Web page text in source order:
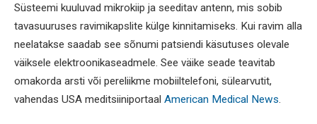
Süsteemi kuuluvad mikrokiip ja seeditav antenn, mis sobib
tavasuuruses ravimikapslite külge kinnitamiseks. Kui ravim alla
neelatakse saadab see sõnumi patsiendi käsutuses olevale
väiksele elektroonikaseadmele. See väike seade teavitab
omakorda arsti või pereliikme mobiiltelefoni, sülearvutit,
vahendas USA meditsiiniportaal American Medical News.